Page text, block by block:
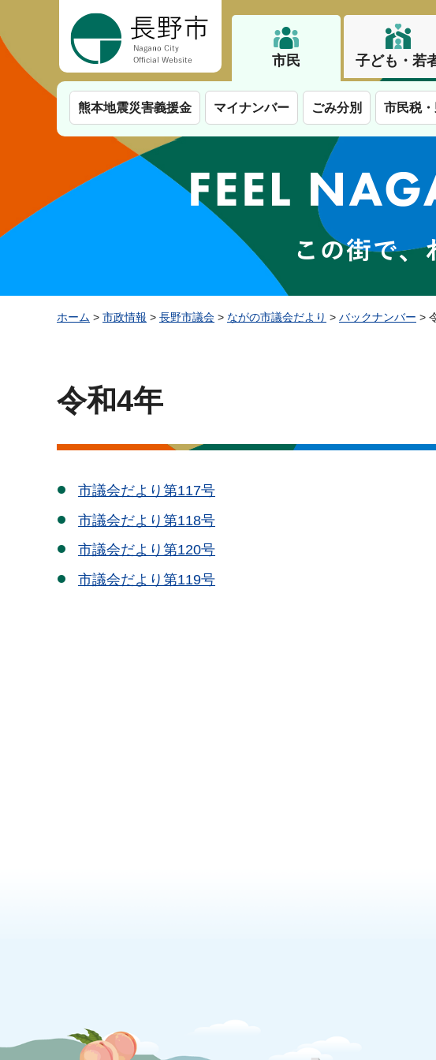
市民 子ども・若
熊本地震災害義援金 マイナンバー ごみ分別 市民税
こ
ホーム > 市政情報 > 長野市議会 > ながの市議会だより > バックナンバー >
令和4年
市議会だより第117号
市議会だより第118号
市議会だより第120号
市議会だより第119号